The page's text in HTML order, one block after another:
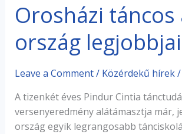
Orosházi táncos
ország
Leave a Comment/ Közérdekű hírek/
A tizenkét éves Pindur Cintia
versenyeredmény alátámasztja már,
ország egyik legrangosabb
Orosházi
táncos
az
ország
legjobbjai